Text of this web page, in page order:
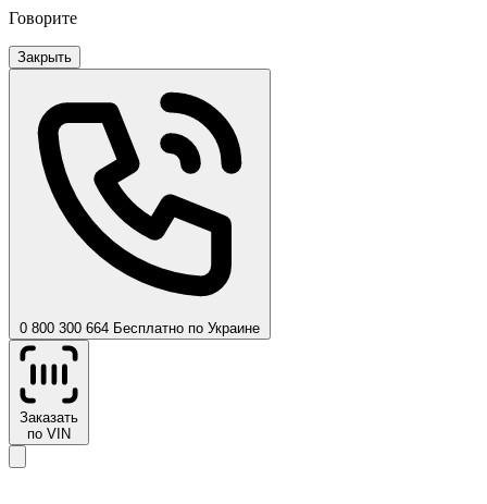
Говорите
Закрыть
0 800 300 664 Бесплатно по Украине
Заказать
по VIN